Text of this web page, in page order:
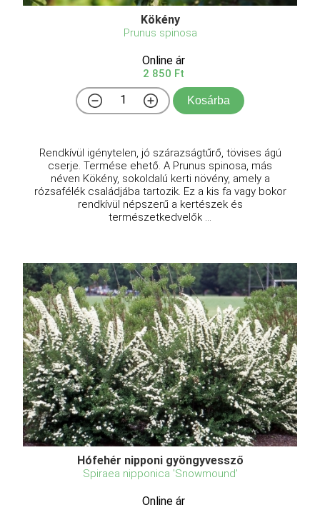
Kökény
Prunus spinosa
Online ár
2 850 Ft
Kosárba
Rendkívül igénytelen, jó szárazságtűrő, tövises ágú
cserje. Termése ehető. A Prunus spinosa, más
néven Kökény, sokoldalú kerti növény, amely a
rózsafélék családjába tartozik. Ez a kis fa vagy bokor
rendkívül népszerű a kertészek és
természetkedvelők ...
Hófehér nipponi gyöngyvessző
Spiraea nipponica 'Snowmound'
Online ár